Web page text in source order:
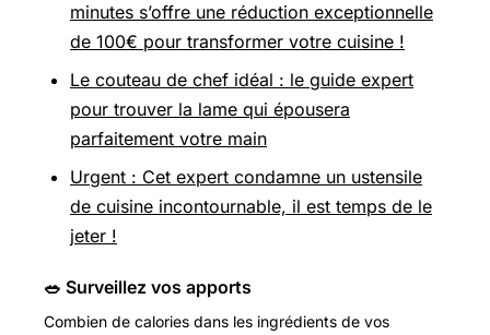
minutes s’offre une réduction exceptionnelle
de 100€ pour transformer votre cuisine !
Le couteau de chef idéal : le guide expert
pour trouver la lame qui épousera
parfaitement votre main
Urgent : Cet expert condamne un ustensile
de cuisine incontournable, il est temps de le
jeter !
🥗 Surveillez vos apports
Combien de calories dans les ingrédients de vos